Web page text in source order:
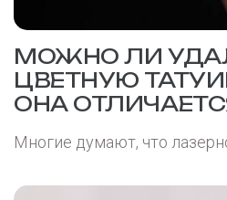
МОЖНО ЛИ
ЦВЕТНУЮ
ОНА
Многие думают, что